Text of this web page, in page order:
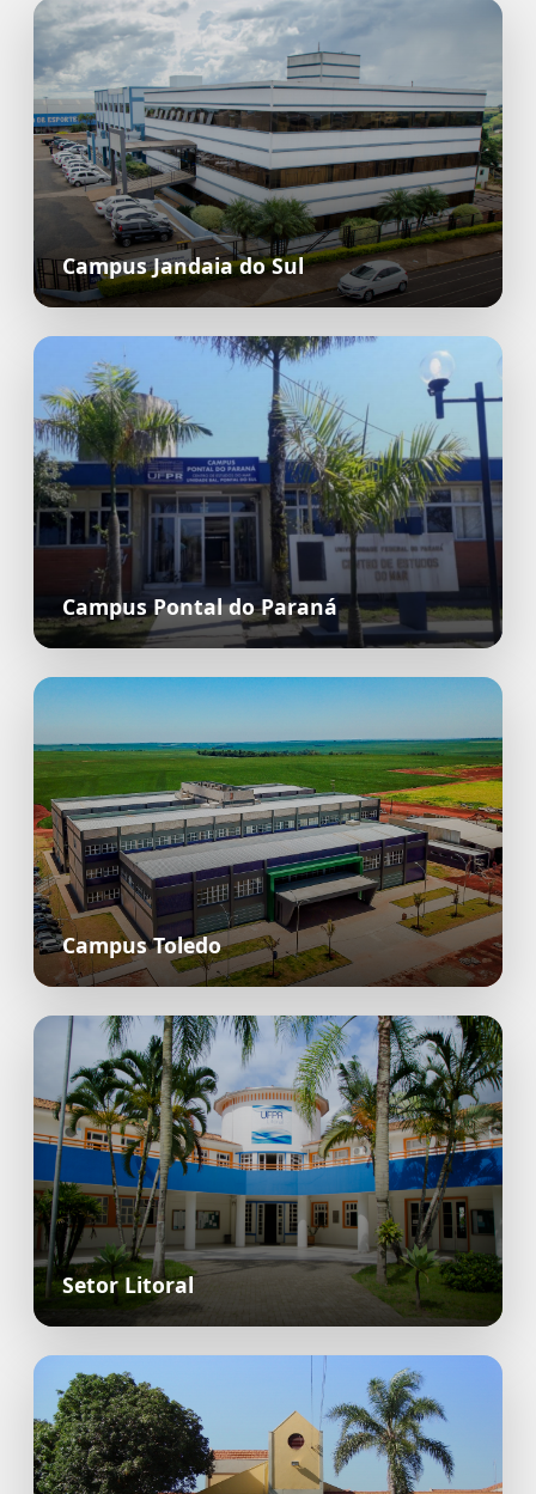
Campus Jandaia do Sul
Campus Pontal do Paraná
Campus Toledo
Setor Litoral